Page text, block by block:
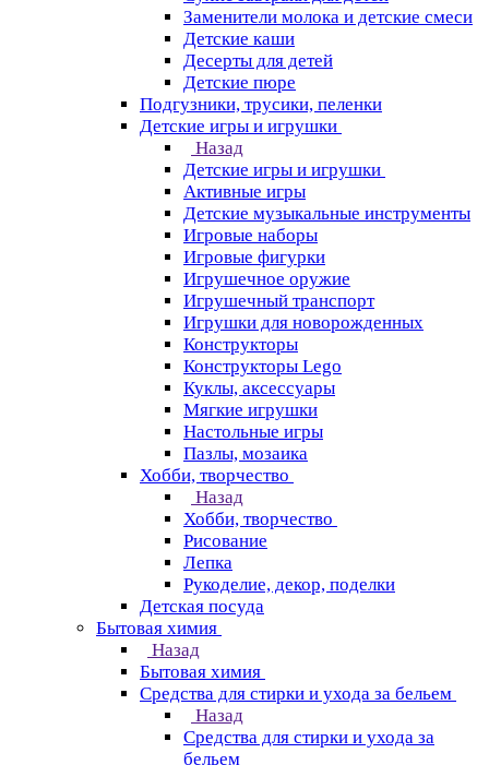
Заменители молока и детские смеси
Детские каши
Десерты для детей
Детские пюре
Подгузники, трусики, пеленки
Детские игры и игрушки
Назад
Детские игры и игрушки
Активные игры
Детские музыкальные инструменты
Игровые наборы
Игровые фигурки
Игрушечное оружие
Игрушечный транспорт
Игрушки для новорожденных
Конструкторы
Конструкторы Lego
Куклы, аксессуары
Мягкие игрушки
Настольные игры
Пазлы, мозаика
Хобби, творчество
Назад
Хобби, творчество
Рисование
Лепка
Рукоделие, декор, поделки
Детская посуда
Бытовая химия
Назад
Бытовая химия
Средства для стирки и ухода за бельем
Назад
Средства для стирки и ухода за
бельем